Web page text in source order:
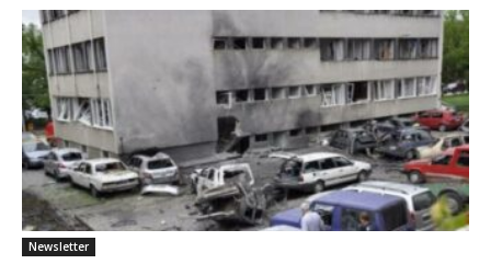
Newsletter